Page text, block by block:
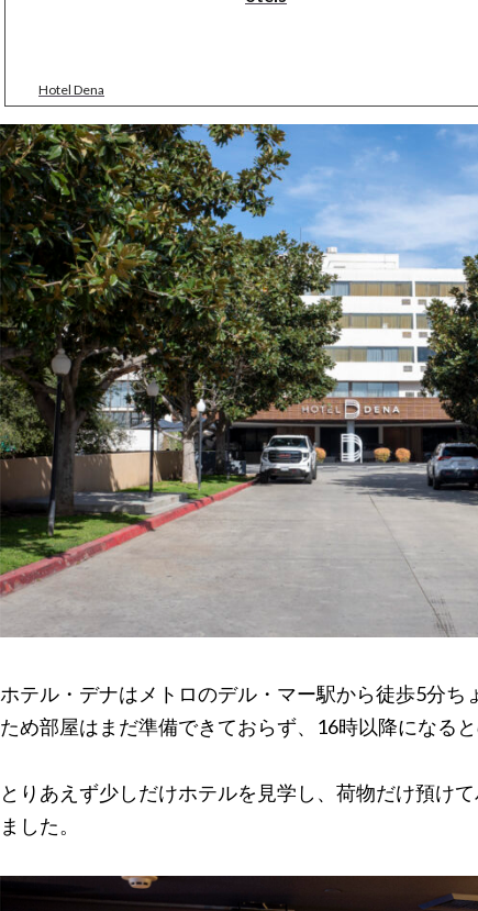
Hotel Dena
ホテル・デナはメトロのデル・マー駅から徒歩5分ち
ため部屋はまだ準備できておらず、16時以降になると
とりあえず少しだけホテルを見学し、荷物だけ預け
ました。